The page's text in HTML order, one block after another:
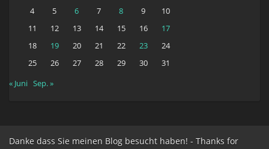
4
5 6 7 8 9
10
11
12 13 14 15 16
17
18
19 20 21 22 23
24
25
26 27 28 29 30
31
« Juni Sep. »
Danke dass Sie meinen Blog besucht haben! - Thanks for